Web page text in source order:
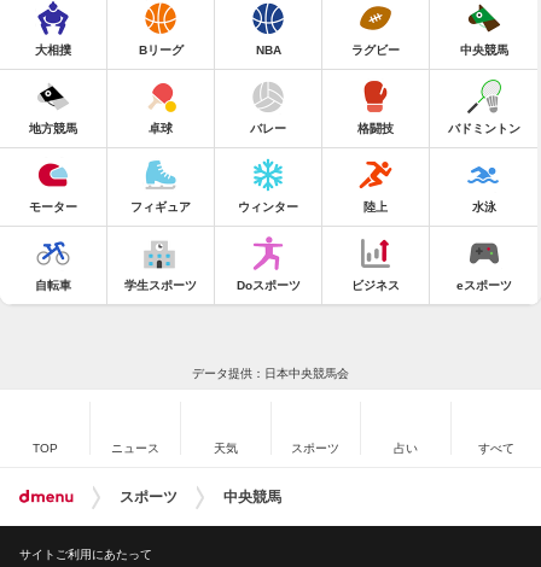
大相撲 Bリーグ NBA ラグビー 中央競馬
地方競馬 卓球 バレー 格闘技 バドミントン
モーター フィギュア ウィンター 陸上 水泳
自転車 学生スポーツ Doスポーツ ビジネス eスポーツ
データ提供：日本中央競馬会
TOP ニュース 天気 スポーツ 占い すべて
スポーツ 中央競馬
サイトご利用にあたって